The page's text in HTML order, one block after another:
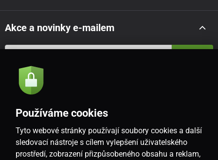
Akce a novinky e-mailem
Souhlasím se
CZ
Používáme cookies
Tyto webové stránky používají soubory cookies a další
sledovací nástroje s cílem vylepšení uživatelského
prostředí, zobrazení přizpůsobeného obsahu a reklam,